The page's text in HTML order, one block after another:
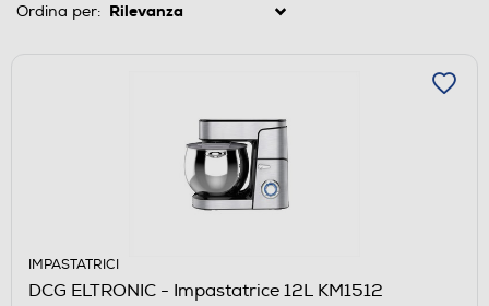
Ordina per:
IMPASTATRICI
DCG ELTRONIC - Impastatrice 12L KM1512